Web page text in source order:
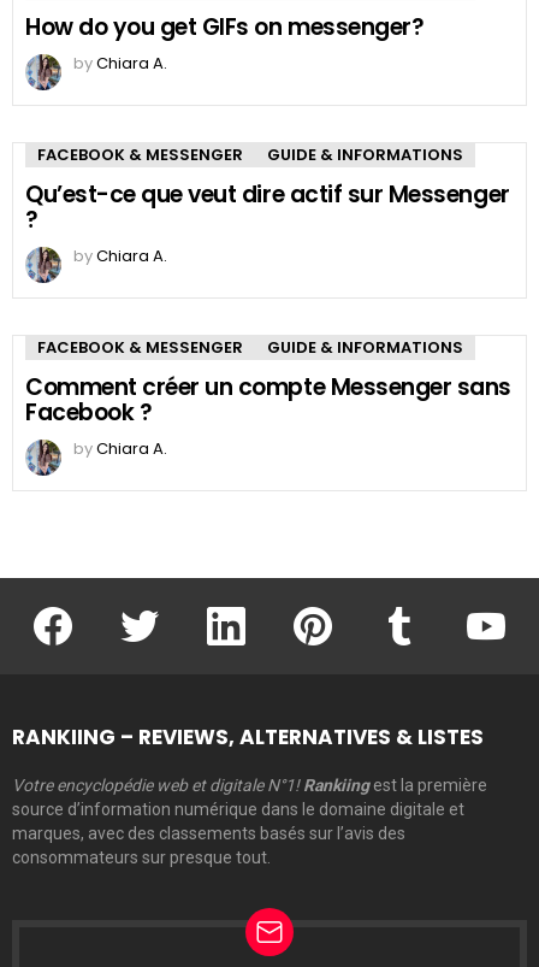
How do you get GIFs on messenger?
byChiara A.
FACEBOOK & MESSENGER GUIDE & INFORMATIONS
Qu’est-ce que veut dire actif sur Messenger
?
byChiara A.
FACEBOOK & MESSENGER GUIDE & INFORMATIONS
Comment créer un compte Messenger sans
Facebook ?
byChiara A.
facebook twitter linkedin pinterest
RANKIING – REVIEWS, ALTERNATIVES & LISTES
Votre encyclopédie web et digitale N°1! Rankiingest la première
source d’information numérique dans le domaine digitale et
marques, avec des classements basés sur l’avis des
consommateurs sur presque tout.